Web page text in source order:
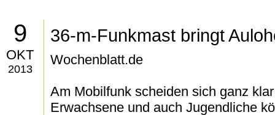
9
OKT
2013
36-m-Funkmast bringt
Wochenblatt.de
Am Mobilfunk scheiden sich ganz
Erwachsene und auch Jugendliche